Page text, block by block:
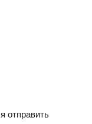
отправить